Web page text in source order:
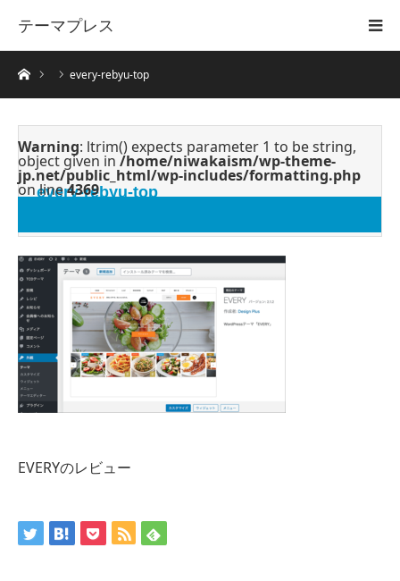
テーマプレス
ホーム every-rebyu-top
Warning: ltrim() expects parameter 1 to be string,
object given in /home/niwakaism/wp-theme-
jp.net/public_html/wp-includes/formatting.php
on line4369
every-rebyu-top
EVERYのレビュー